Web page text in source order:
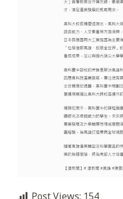
Post Views: 154